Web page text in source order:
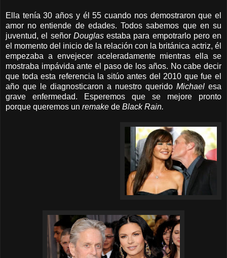
Ella tenía 30 años y él 55 cuando nos demostraron que el
amor no entiende de edades. Todos sabemos que en su
juventud, el señor Douglasestaba para empotrarlo pero en
el momento del inicio de la relación con la británica actriz, él
empezaba a envejecer aceleradamente mientras ella se
mostraba impávida ante el paso de los años. No cabe decir
que toda esta referencia la sitúo antes del 2010 que fue el
año que le diagnosticaron a nuestro querido Michael esa
grave enfermedad. Esperemos que se mejore pronto
porque queremos un remake de Black Rain.